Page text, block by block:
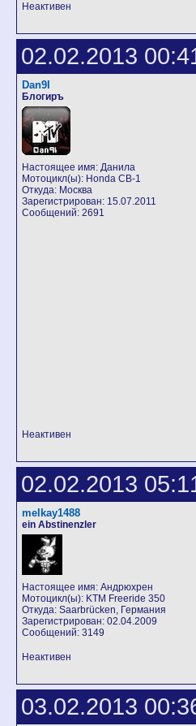
Неактивен
02.02.2013
Dan9I
Блогиръ
Настоящее имя: Данила
Мотоцикл(ы): Honda CB-1
Откуда: Москва
Зарегистрирован: 15.07.2011
Сообщений: 2691
Неактивен
02.02.2013
melkay1488
ein Abstinenzler
Настоящее имя: Андрюхрен
Мотоцикл(ы): KTM Freeride 350
Откуда: Saarbrücken, Германия
Зарегистрирован: 02.04.2009
Сообщений: 3149
Неактивен
03.02.2013